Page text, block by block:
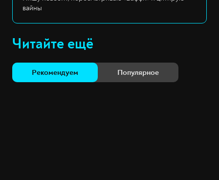
вайны
Читайте ещё
Рекомендуем Популярное